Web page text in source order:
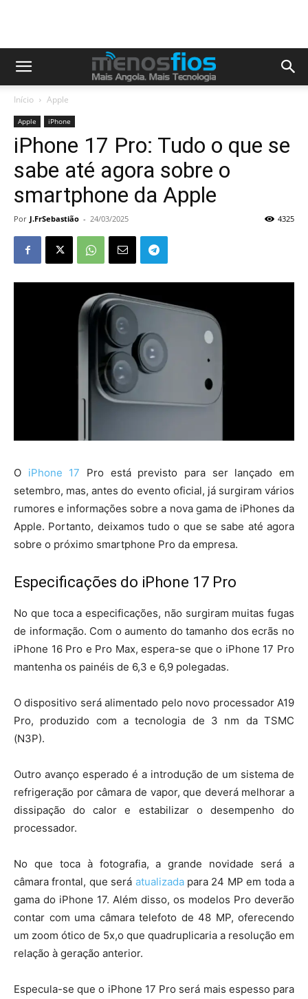
Início Apple
Apple iPhone
iPhone 17 Pro: Tudo o que se
sabe até agora sobre o
smartphone da Apple
Por J.FrSebastião - 24/03/2025 4325
O iPhone 17 Pro está previsto para ser lançado em
setembro, mas, antes do evento oficial, já surgiram vários
rumores e informações sobre a nova gama de iPhones da
Apple. Portanto, deixamos tudo o que se sabe até agora
sobre o próximo smartphone Pro da empresa.
Especificações do iPhone 17 Pro
No que toca a especificações, não surgiram muitas fugas
de informação. Com o aumento do tamanho dos ecrãs no
iPhone 16 Pro e Pro Max, espera-se que o iPhone 17 Pro
mantenha os painéis de 6,3 e 6,9 polegadas.
O dispositivo será alimentado pelo novo processador A19
Pro, produzido com a tecnologia de 3 nm da TSMC
(N3P).
Outro avanço esperado é a introdução de um sistema de
refrigeração por câmara de vapor, que deverá melhorar a
dissipação do calor e estabilizar o desempenho do
processador.
No que toca à fotografia, a grande novidade será a
câmara frontal, que será atualizadapara 24 MP em toda a
gama do iPhone 17. Além disso, os modelos Pro deverão
contar com uma câmara telefoto de 48 MP, oferecendo
um zoom ótico de 5x,o que quadruplicaria a resolução em
relação à geração anterior.
Especula-se que o iPhone 17 Pro será mais espesso para